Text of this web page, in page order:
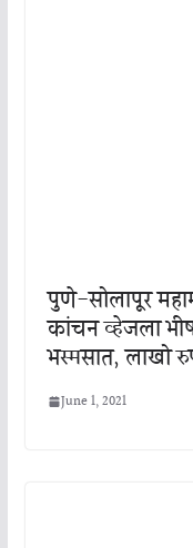
पुणे-सोलापूर
कांचन व्हेजला
भस्मसात, लाखो
June 1, 2021